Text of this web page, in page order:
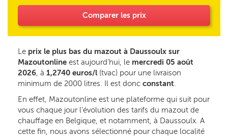
Comparer les prix
Le prix le plus bas du mazout à Daussoulx sur
Mazoutonline est aujourd’hui, le mercredi 05 août
2026, à 1,2740 euros/l (tvac) pour une livraison
minimum de 2000 litres. Il est donc constant.
En effet, Mazoutonline est une plateforme qui suit pour
vous chaque jour l’évolution des tarifs du mazout de
chauffage en Belgique, et notamment, à Daussoulx. A
cette fin, nous avons sélectionné pour chaque localité